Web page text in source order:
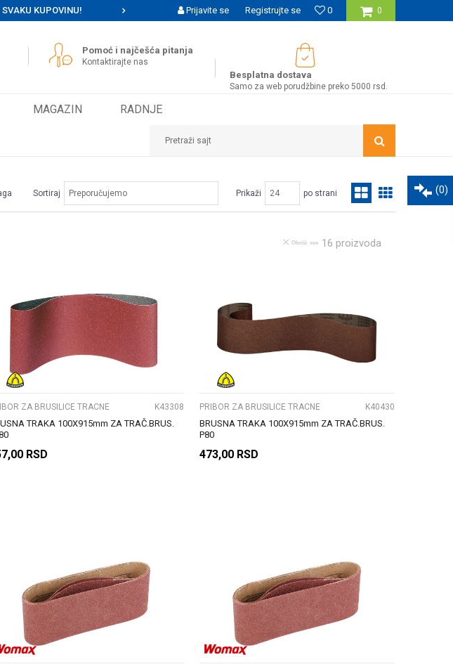
KUPOVINU! MOGUĆNOST BESPLATNE ISPORUKE ZA WEB PORUDŽBINE! 0
0
Prijavite se Registrujte se
Pomoć i najčešća pitanja
Kontaktirajte nas
Besplatna dostava
Samo za web porudžbine preko 5000 rsd.
MAGAZIN RADNJE
Pretraži sajt
(0)
Sortiraj Prikaži po strani
16 proizvoda
Obriši sve
UPOREDI
ZA BRUSILICE TRACNE K43308
TRAKA 100X915mm ZA TRAČ.BRUS.
RSD
UPOREDI
PRIBOR ZA BRUSILICE TRACNE K40430
BRUSNA TRAKA 100X915mm ZA TRAČ.BRUS.
P80
473,00 RSD
UPOREDI UPOREDI